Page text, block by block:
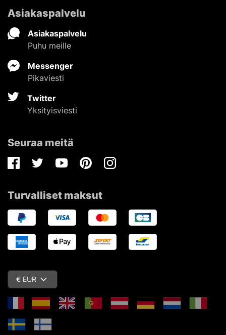
Asiakaspalvelu
Asiakaspalvelu
Puhu meille
Messenger
Pikaviesti
Twitter
Yksityisviesti
Seuraa meitä
FacebookTwitterYoutubePinterestInstagram
Turvalliset maksut
€ EUR